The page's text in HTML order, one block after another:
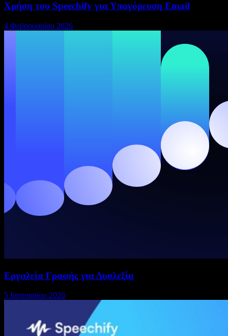
Χρήση του Speechify για Υπαγόρευση Email
4 Φεβρουαρίου 2026
Εργαλεία Γραφής για Δυσλεξία
5 Ιανουαρίου 2026